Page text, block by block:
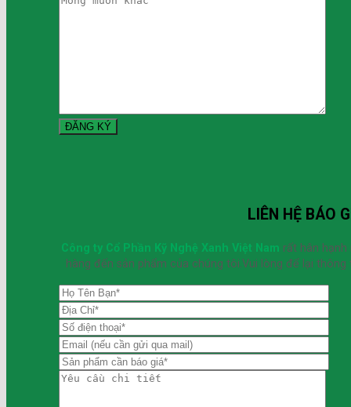
LIÊN HỆ BÁO
Công ty Cổ Phần Kỹ Nghệ Xanh Việt Nam rất hân
hàng đến sản phẩm của chúng tôi.Vui lòng để lại